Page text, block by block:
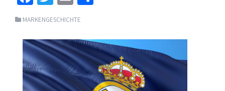
ce
b
o
o
k
wi
tt
er
m
ai
l
e
MARKENGESCHICHTE